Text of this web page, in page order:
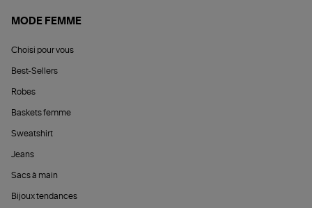
MODE FEMME
Choisi pour vous
Best-Sellers
Robes
Baskets femme
Sweatshirt
Jeans
Sacs à main
Bijoux tendances